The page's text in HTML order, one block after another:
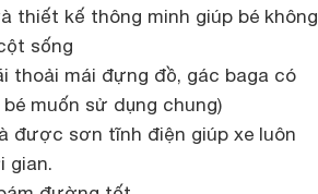
thiết kế thông minh giúp bé không
sống
thoải mái đựng đồ, gác baga có
muốn sử dụng chung)
được sơn tĩnh điện giúp xe luôn
gian.